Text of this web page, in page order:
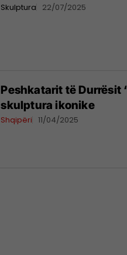
Skulptura 22/07/2025
Peshkatarit të Durrësit
skulptura ikonike
Shqipëri 11/04/2025